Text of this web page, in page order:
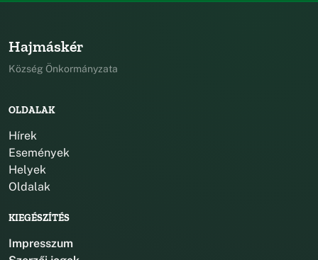
Hajmáskér
Község Önkormányzata
OLDALAK
Hírek
Események
Helyek
Oldalak
KIEGÉSZÍTÉS
Impresszum